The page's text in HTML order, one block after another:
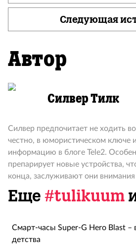
Следующая
Автор
Силвер Тилк
Силвер предпочитает не ходить
честно, в юмористическом ключе
информацию в блоге Tele2.
препарирует новые устройства,
конца, заслуживают они внимания
Еще #tulikuum
Смарт-часы Super-G Hero Blast –
детства